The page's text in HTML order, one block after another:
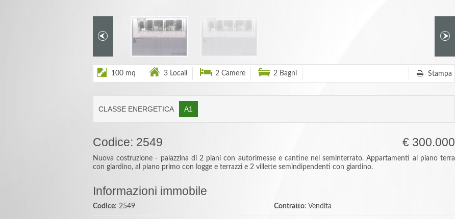
100 mq 3 Locali 2 Camere 2 Bagni Stampa
CLASSE ENERGETICA A1
Codice: 2549 € 300.000
Nuova costruzione - palazzina di 2 piani con autorimesse e cantine nel seminterrato. Appartamenti al piano terra
con giardino, al piano primo con logge e terrazzi e 2 villette semindipendenti con giardino.
Informazioni immobile
Codice: 2549 Contratto: Vendita